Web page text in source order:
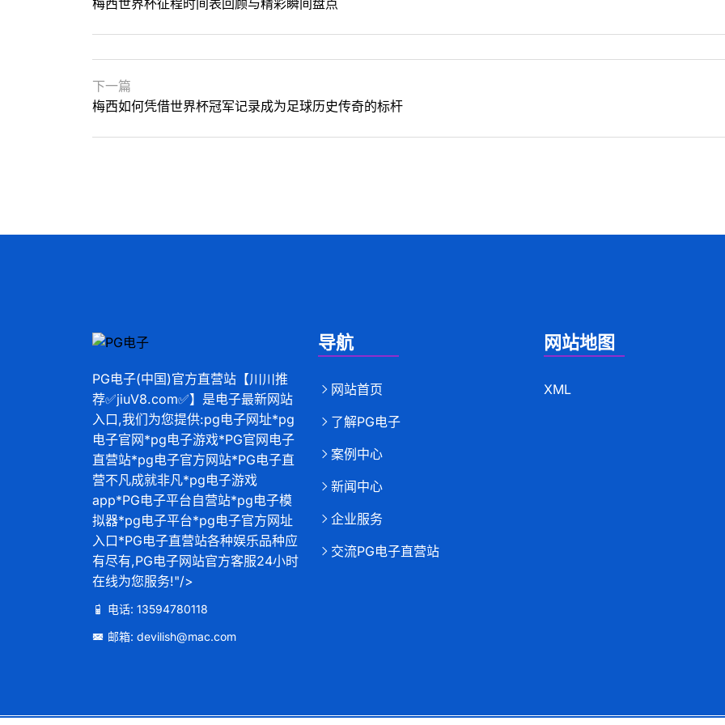
梅西世界杯征程时间表回顾与精彩瞬间盘点
下一篇
梅西如何凭借世界杯冠军记录成为足球历史传奇的标杆
PG电子(中国)官方直营站【川川推
荐✅jiuV8.com✅】是电子最新网站
入口,我们为您提供:pg电子网址*pg
电子官网*pg电子游戏*PG官网电子
直营站*pg电子官方网站*PG电子直
营不凡成就非凡*pg电子游戏
app*PG电子平台自营站*pg电子模
拟器*pg电子平台*pg电子官方网址
入口*PG电子直营站各种娱乐品种应
有尽有,PG电子网站官方客服24小时
在线为您服务!"/>
电话: 13594780118
邮箱: devilish@mac.com
导航
网站首页
了解PG电子
案例中心
新闻中心
企业服务
交流PG电子直营站
网站地图
XML